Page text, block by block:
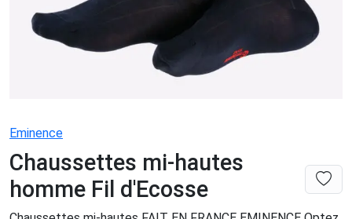
Eminence
Chaussettes mi-hautes
homme Fil d'Ecosse